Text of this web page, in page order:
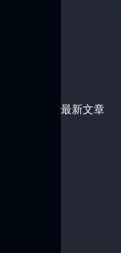
最新文章